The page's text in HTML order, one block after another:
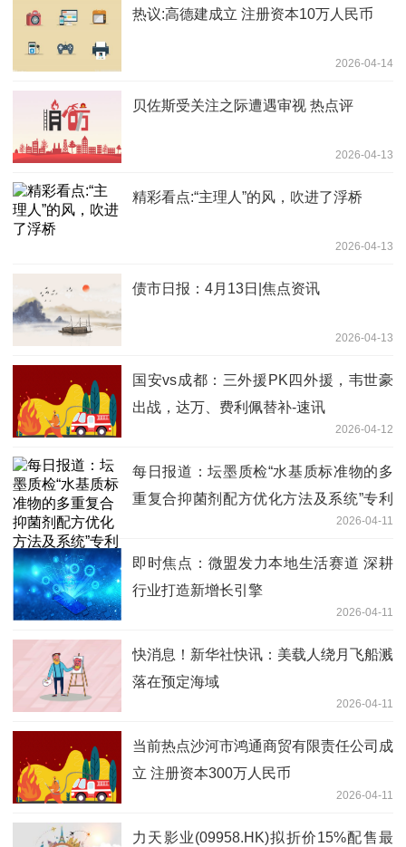
热议:高德建成立 注册资本10万人民币
2026-04-14
贝佐斯受关注之际遭遇审视 热点评
2026-04-13
精彩看点:“主理人”的风，吹进了浮桥
2026-04-13
债市日报：4月13日|焦点资讯
2026-04-13
国安vs成都：三外援PK四外援，韦世豪
出战，达万、费利佩替补-速讯
2026-04-12
每日报道：坛墨质检“水基质标准物的多
重复合抑菌剂配方优化方法及系统”专利
2026-04-11
即时焦点：微盟发力本地生活赛道 深耕
行业打造新增长引擎
2026-04-11
快消息！新华社快讯：美载人绕月飞船溅
落在预定海域
2026-04-11
当前热点沙河市鸿通商贸有限责任公司成
立 注册资本300万人民币
2026-04-11
力天影业(09958.HK)拟折价15%配售最